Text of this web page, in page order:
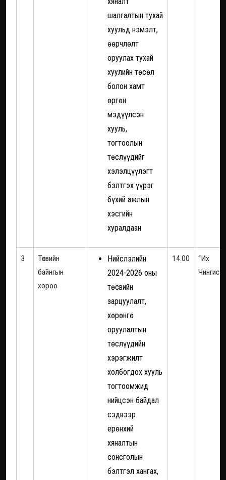
шалгалтын тухай
хуульд нэмэлт,
өөрчлөлт
оруулах тухай
хуулийн төсөл
болон хамт
өргөн
мэдүүлсэн
хууль,
тогтоолын
төслүүдийг
хэлэлцүүлэгт
бэлтгэх үүрэг
бүхий ажлын
хэсгийн
хуралдаан
3
Төсвийн
байнгын
хороо
Нийслэлийн
2024-2026 оны
төсвийн
зарцуулалт,
хөрөнгө
оруулалтын
төслүүдийн
хэрэгжилт
холбогдох хууль
тогтоомжид
нийцсэн байдал
сэдвээр
ерөнхий
хяналтын
сонсголын
бэлтгэл хангах,
14.00
“Их
Чингис